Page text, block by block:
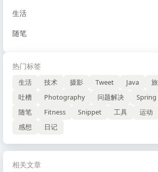
生活
随笔
热门标签
生活 技术 摄影 Tweet Java
吐槽
Photography 问题解决 Spring
随笔
Fitness Snippet 工具 运动
感想
日记
相关文章